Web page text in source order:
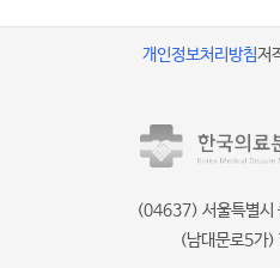
개인정보처리방침저
(04637) 서울특별시
(남대문로5가